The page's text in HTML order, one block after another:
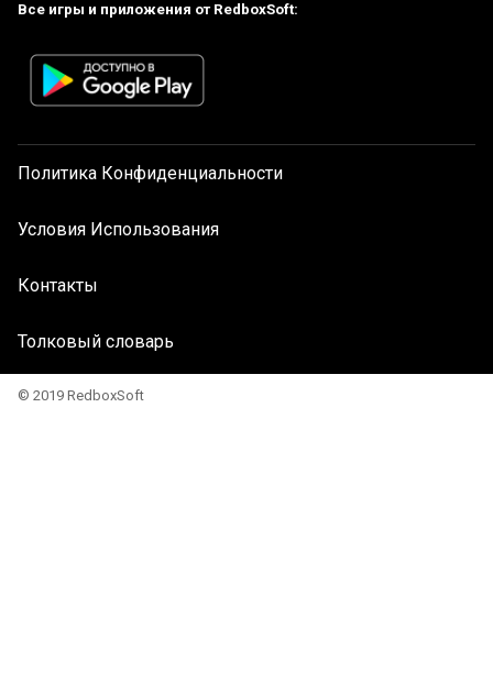
Все игры и приложения от RedboxSoft:
Политика Конфиденциальности
Условия Использования
Контакты
Толковый словарь
© 2019 RedboxSoft